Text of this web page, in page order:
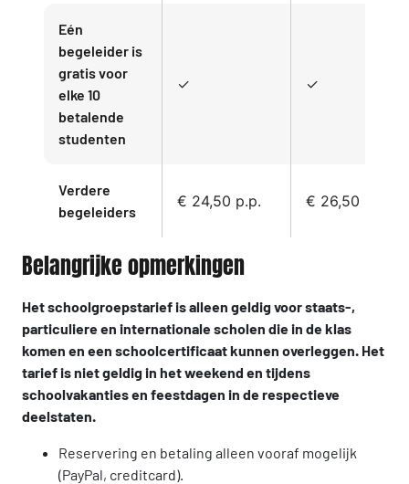
Eén
begeleider is
gratis voor
elke 10
betalende
studenten
✓ ✓
Verdere
begeleiders
€ 24,50 p.p. € 26,50 p.P.
Belangrijke opmerkingen
Het schoolgroepstarief is alleen geldig voor staats-,
particuliere en internationale scholen die in de klas
komen en een schoolcertificaat kunnen overleggen. Het
tarief is niet geldig in het weekend en tijdens
schoolvakanties en feestdagen in de respectieve
deelstaten.
Reservering en betaling alleen vooraf mogelijk
(PayPal, creditcard).